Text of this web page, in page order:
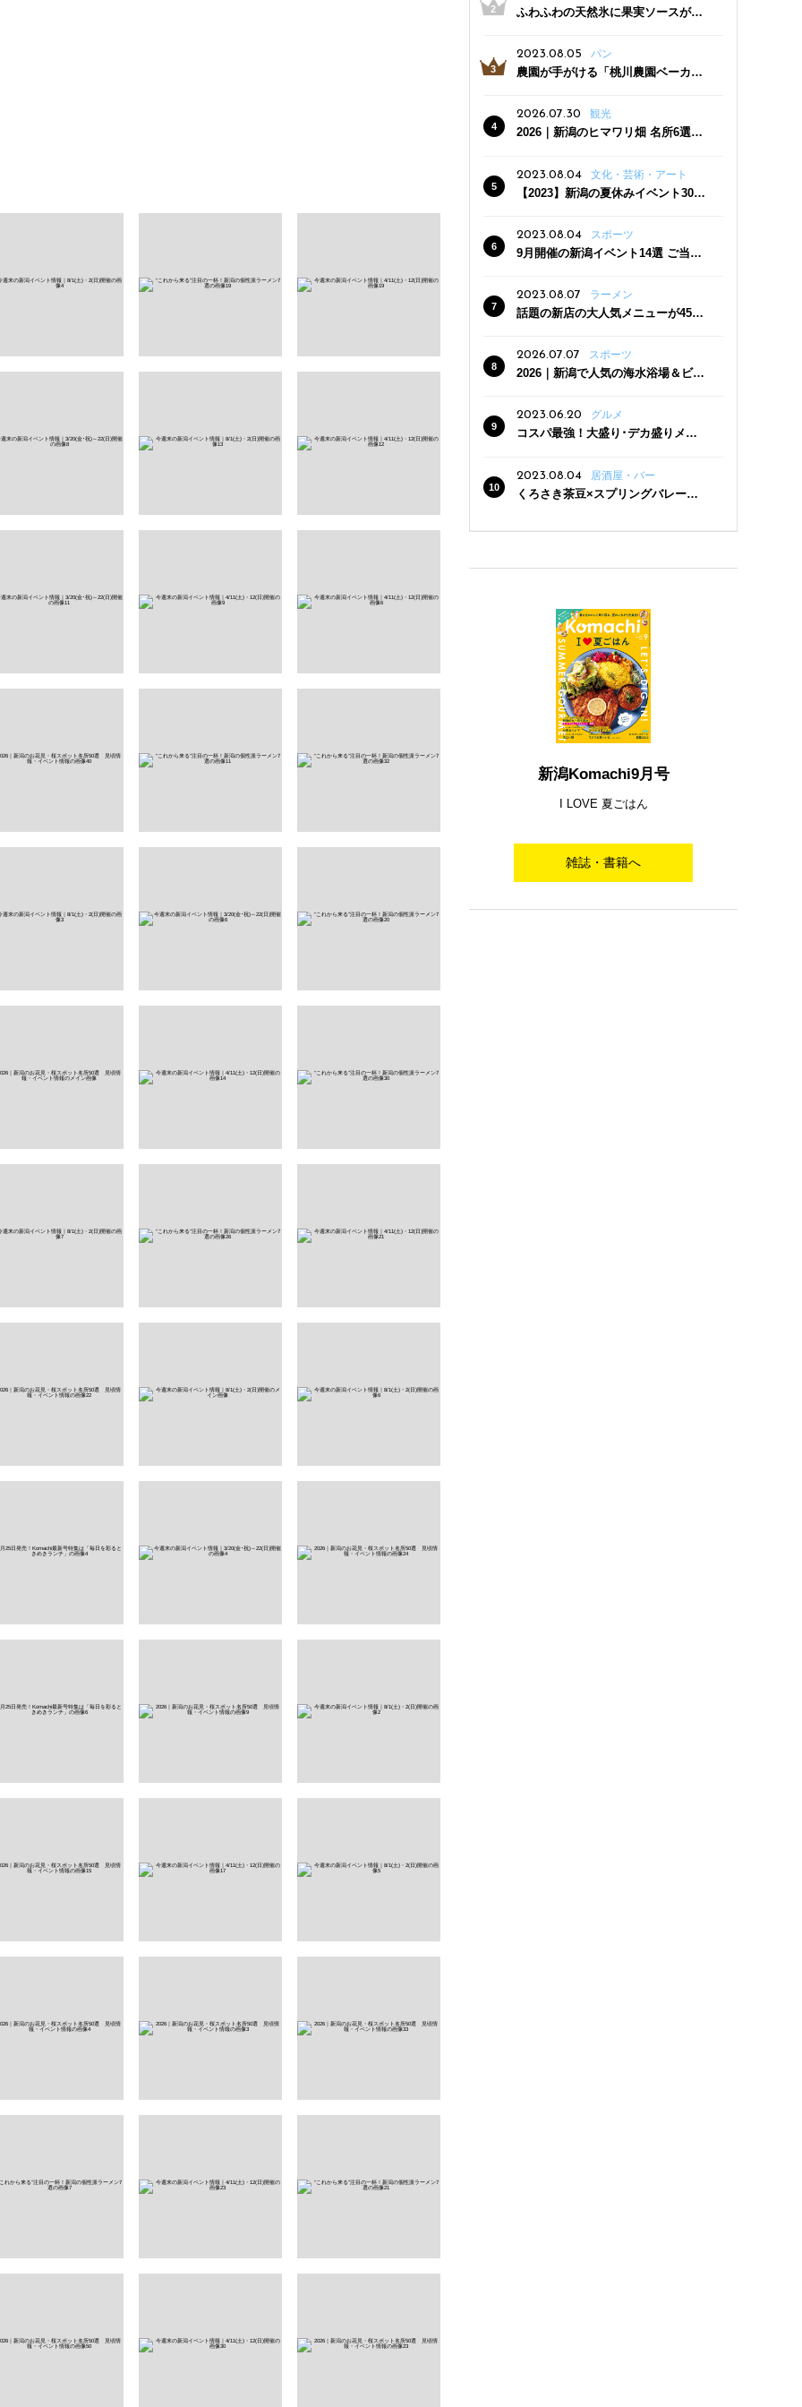
ふわふわの天然氷に果実ソースがた
三条駅近くにオープン
2023.08.05 パン
農園が手がける「桃川農園ベーカリ
った焼きたてパンのほか、ジェラー
トやスムージーも
2026.07.30 観光
2026｜新潟のヒマワリ畑 名所6選
2023.08.04
文化・芸術・アート
【2023】新潟の夏休みイベント30
2023.08.04
スポーツ
9月開催の新潟イベント14選 ご当地
2023.08.07 ラーメン
話題の新店の大人気メニューが450
クーポン登場
2026.07.07 スポーツ
2026｜新潟で人気の海水浴場＆ビー
2023.06.20
グルメ
コスパ最強！大盛り･デカ盛りメニ
2023.08.04
居酒屋・バー
くろさき茶豆×スプリングバレー豊
新潟Komachi9月号
I LOVE 夏ごはん
雑誌・書籍へ